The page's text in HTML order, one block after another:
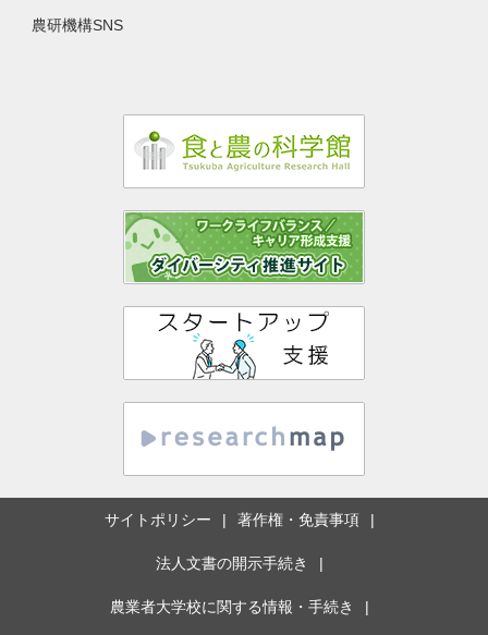
農研機構SNS
サイトポリシー 著作権・免責事項
法人文書の開示手続き
農業者大学校に関する情報・手続き